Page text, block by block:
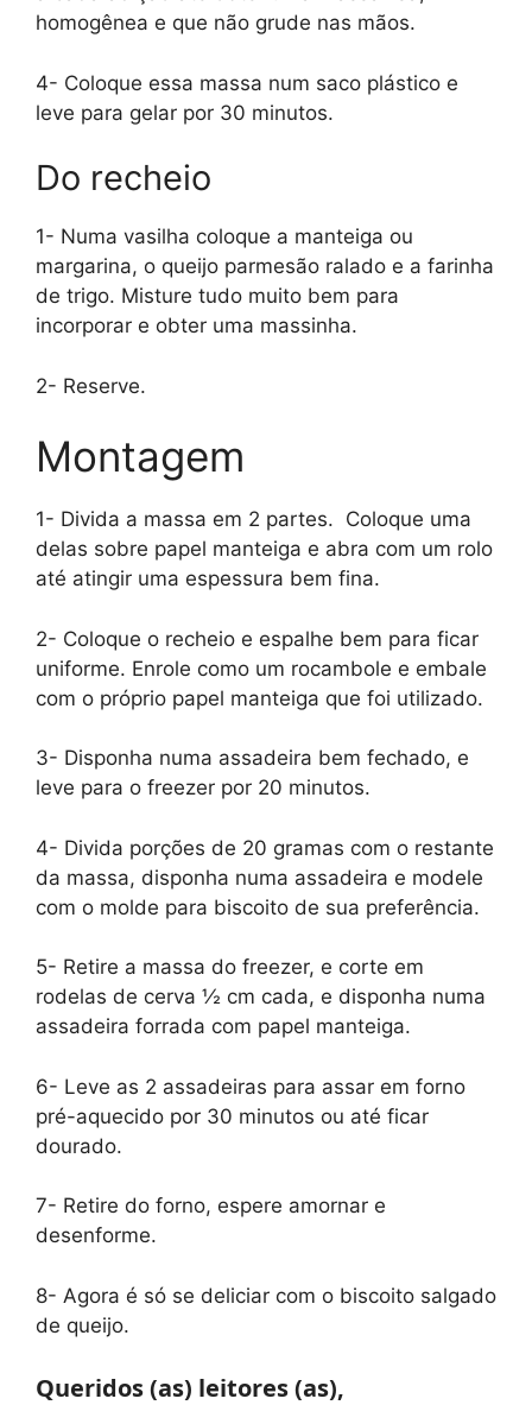
homogênea e que não grude nas mãos.
4- Coloque essa massa num saco plástico e
leve para gelar por 30 minutos.
Do recheio
1- Numa vasilha coloque a manteiga ou
margarina, o queijo parmesão ralado e a farinha
de trigo. Misture tudo muito bem para
incorporar e obter uma massinha.
2- Reserve.
Montagem
1- Divida a massa em 2 partes. Coloque uma
delas sobre papel manteiga e abra com um rolo
até atingir uma espessura bem fina.
2- Coloque o recheio e espalhe bem para ficar
uniforme. Enrole como um rocambole e embale
com o próprio papel manteiga que foi utilizado.
3- Disponha numa assadeira bem fechado, e
leve para o freezer por 20 minutos.
4- Divida porções de 20 gramas com o restante
da massa, disponha numa assadeira e modele
com o molde para biscoito de sua preferência.
5- Retire a massa do freezer, e corte em
rodelas de cerva ½ cm cada, e disponha numa
assadeira forrada com papel manteiga.
6- Leve as 2 assadeiras para assar em forno
pré-aquecido por 30 minutos ou até ficar
dourado.
7- Retire do forno, espere amornar e
desenforme.
8- Agora é só se deliciar com o biscoito salgado
de queijo.
Queridos (as) leitores (as),